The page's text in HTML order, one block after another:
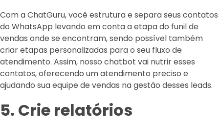
Com a ChatGuru, você estrutura e separa seus contatos
do WhatsApp levando em conta a etapa do funil de
vendas onde se encontram, sendo possível também
criar etapas personalizadas para o seu fluxo de
atendimento. Assim, nosso chatbot vai nutrir esses
contatos, oferecendo um atendimento preciso e
ajudando sua equipe de vendas na gestão desses leads.
5. Crie relatórios